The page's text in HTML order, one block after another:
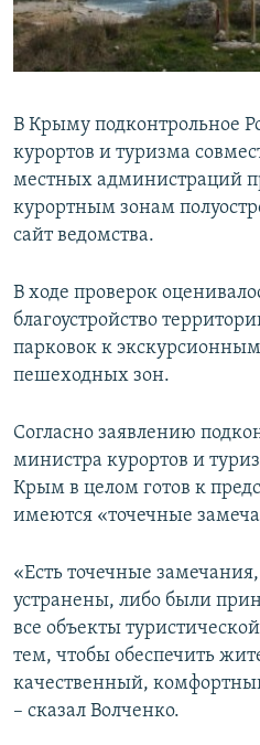
ПОБЕДИТЕЛЕЙ НЕ СУДЯТ?
КРЫМ.НЕПОКОРЕННЫЙ
УКРАИНСКАЯ ПРОБЛЕМА КРЫМА
ПРИСОЕДИНЯЙТЕСЬ!
Все сайты RFE/RL
В Крыму подконтрольное
курортов и туризма
местных администраций
курортным зонам
сайт ведомства.
В ходе проверок
благоустройство
парковок к
пешеходных зон.
Согласно заявлению
министра курортов и
Крым в целом готов к
имеются «точечные
«Есть точечные
устранены, либо были
все объекты
тем, чтобы обеспечить
качественный,
– сказал Волченко.